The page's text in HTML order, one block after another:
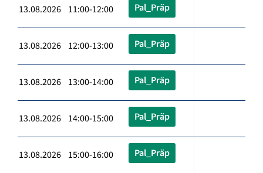
13.08.2026 11:00-12:00 Pal_Präp
13.08.2026 12:00-13:00 Pal_Präp
13.08.2026 13:00-14:00 Pal_Präp
13.08.2026 14:00-15:00 Pal_Präp
13.08.2026 15:00-16:00 Pal_Präp